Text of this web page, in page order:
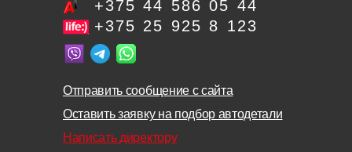
+375 44 586 05 44
+375 25 925 8 123
Отправить сообщение с сайта
Оставить заявку на подбор автодетали
Написать директору